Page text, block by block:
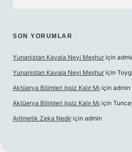
SON YORUMLAR
Yunanistan Kavala Neyi Meşhur için
Yunanistan Kavala Neyi Meşhur için
Aktüerya Bilimleri Işsiz Kalır Mı için admin
Aktüerya Bilimleri Işsiz Kalır Mı için
Aritmetik Zeka Nedir için admin